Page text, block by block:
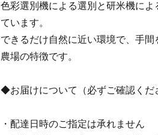
色彩選別機による選別と研米機に
ています。
できるだけ自然に近い環境で、手
農場の特徴です。
◆お届けについて（必ずご確認くだ
・配達日時のご指定は承れません